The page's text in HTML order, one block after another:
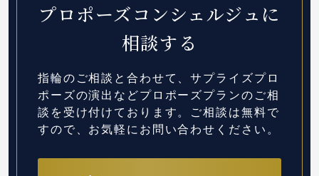
プロポーズコンシェルジュに
相談する
指輪のご相談と合わせて、サプライズプロ
ポーズの演出などプロポーズプランのご相
談を受け付けております。 ご相談は無料で
すので、お気軽にお問い合わせください。